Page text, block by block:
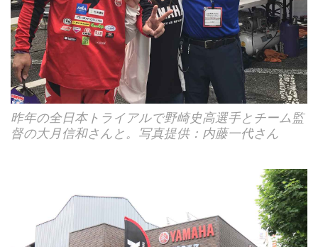
昨年の全日本トライアルで野崎史高選手とチーム監
督の大月信和さんと。写真提供：内藤一代さん